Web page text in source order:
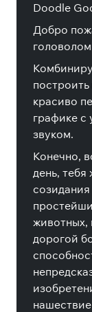
Doodle
Добро
красиво
графике с
звуком.
Конечно,
день, тебя
животных,
дорогой